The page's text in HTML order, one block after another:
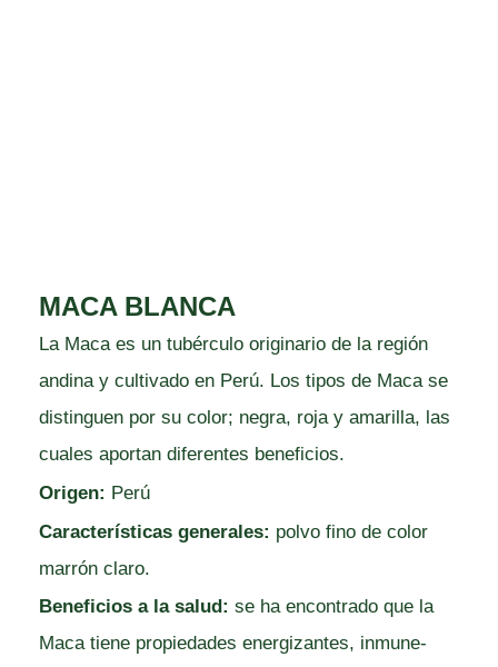
MACA BLANCA
La Maca es un tubérculo originario de la región
andina y cultivado en Perú. Los tipos de Maca se
distinguen por su color; negra, roja y amarilla, las
cuales aportan diferentes beneficios.
Origen: Perú
Características generales: polvo fino de color
marrón claro.
Beneficios a la salud: se ha encontrado que la
Maca tiene propiedades energizantes, inmune-